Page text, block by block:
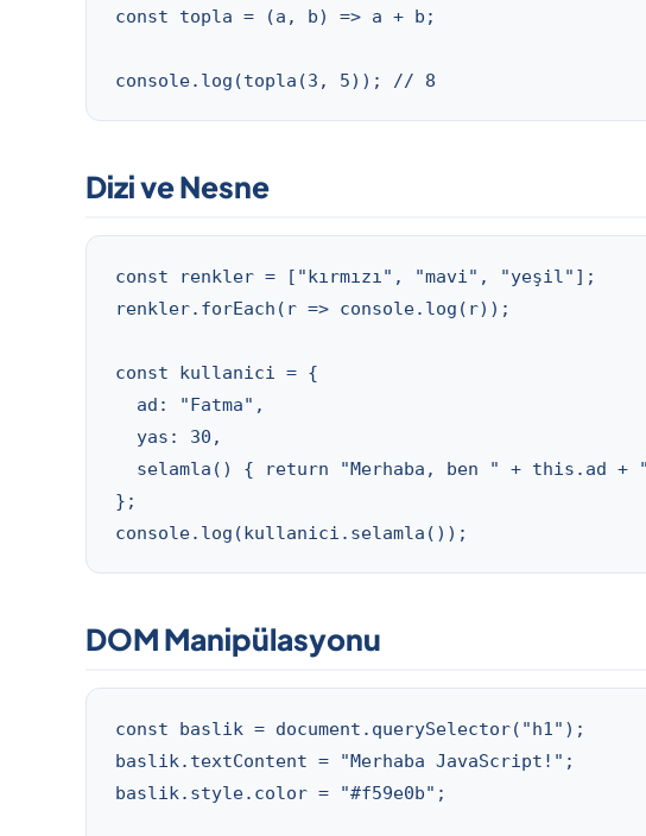
const topla = (a, b) => a + b;
console.log(topla(3, 5)); // 8
Dizi ve Nesne
const renkler = ["kırmızı", "mavi", "yeşil"];
renkler.forEach(r => console.log(r));
const kullanici = {
  ad: "Fatma",
  yas: 30,
selamla() { return "Merhaba, ben " + this.ad +
};
console.log(kullanici.selamla());
DOM Manipülasyonu
const baslik = document.querySelector("h1");
baslik.textContent = "Merhaba JavaScript!";
baslik.style.color = "#f59e0b";